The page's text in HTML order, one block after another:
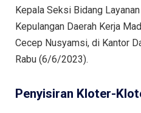
Kepala Seksi Bidang
Kepulangan Daerah Kerja
Cecep Nusyamsi, di Kantor
Rabu (6/6/2023).
Penyisiran Kloter-